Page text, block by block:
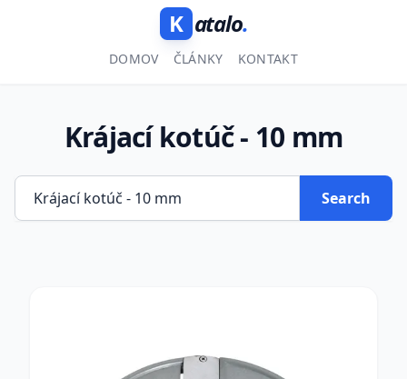
K atalo.
DOMOV ČLÁNKY KONTAKT
Krájací kotúč - 10 mm
Search